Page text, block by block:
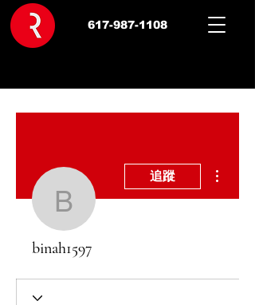
617-987-1108
binah1597
追蹤
binah1597